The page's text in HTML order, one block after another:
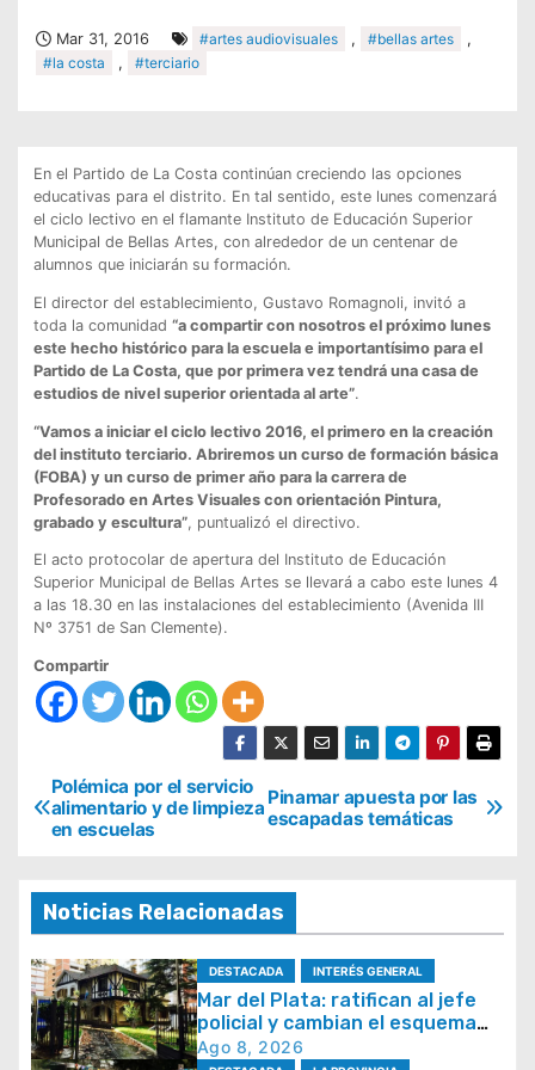
Mar 31, 2016 #artes audiovisuales , #bellas artes
,
#la costa
, #terciario
En el Partido de La Costa continúan creciendo las opciones
educativas para el distrito. En tal sentido, este lunes comenzará
el ciclo lectivo en el flamante Instituto de Educación Superior
Municipal de Bellas Artes, con alrededor de un centenar de
alumnos que iniciarán su formación.
El director del establecimiento, Gustavo Romagnoli, invitó a
toda la comunidad “a compartir con nosotros el próximo lunes
este hecho histórico para la escuela e importantísimo para el
Partido de La Costa, que por primera vez tendrá una casa de
estudios de nivel superior orientada al arte”.
“Vamos a iniciar el ciclo lectivo 2016, el primero en la creación
del instituto terciario. Abriremos un curso de formación básica
(FOBA) y un curso de primer año para la carrera de
Profesorado en Artes Visuales con orientación Pintura,
grabado y escultura”, puntualizó el directivo.
El acto protocolar de apertura del Instituto de Educación
Superior Municipal de Bellas Artes se llevará a cabo este lunes 4
a las 18.30 en las instalaciones del establecimiento (Avenida III
Nº 3751 de San Clemente).
Compartir
N
e
g
a
c
i
Pinamar apuesta por las
escapadas temáticas
Polémica por el servicio
alimentario y de limpieza
en escuelas
Noticias Relacionadas
DESTACADA INTERÉS GENERAL
Mar del Plata: ratifican al jefe
policial y cambian el esquema
de patrullaje
Ago 8, 2026